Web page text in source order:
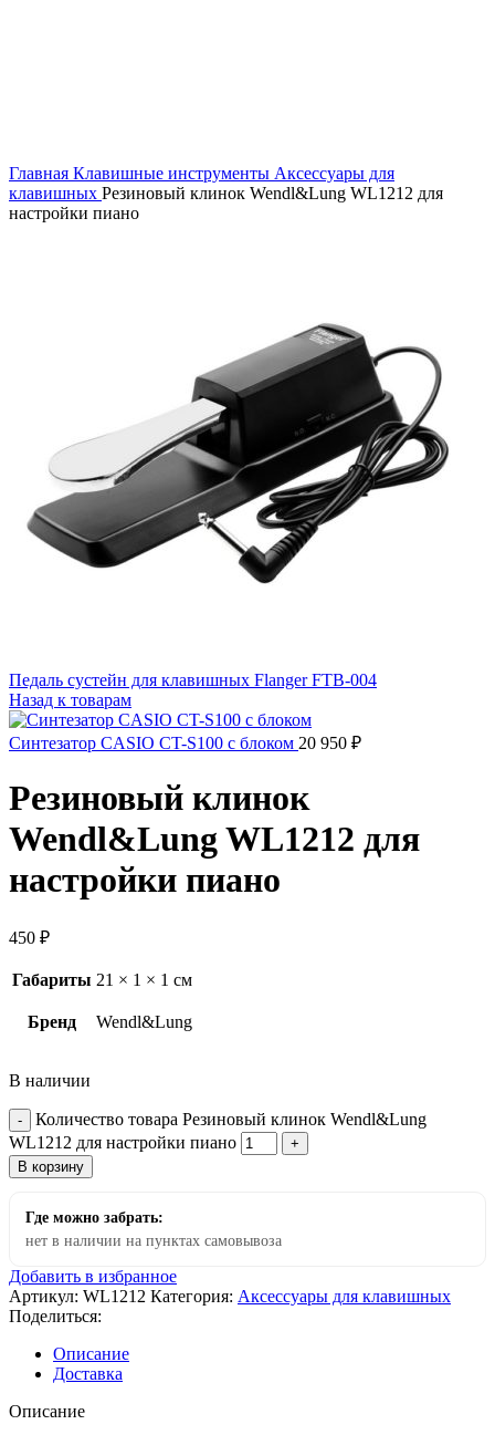
Главная Клавишные инструменты Аксессуары для
клавишных Резиновый клинок Wendl&Lung WL1212 для
настройки пиано
Педаль сустейн для клавишных Flanger FTB-004
Назад к товарам
Синтезатор CASIO CT-S100 с блоком 20 950 ₽
Резиновый клинок
Wendl&Lung WL1212 для
настройки пиано
450 ₽
Габариты 21 × 1 × 1 см
Бренд Wendl&Lung
В наличии
Количество товара Резиновый клинок Wendl&Lung
WL1212 для настройки пиано
В корзину
Где можно забрать:
нет в наличии на пунктах самовывоза
Добавить в избранное
Артикул: WL1212 Категория: Аксессуары для клавишных
Поделиться:
Описание
Доставка
Описание